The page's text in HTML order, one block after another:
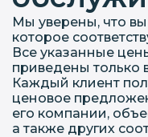
Мы уверены, что
которое
Все указанные
приведены только
Каждый клиент
ценовое
его компании,
а также других